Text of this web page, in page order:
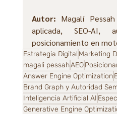
Autor: Magalí
aplicada, SEO-AI,
posicionamiento en
Estrategia Digital Marketing
magali pessahAEO
Answer Engine Optimization
Brand Graph y Autoridad
Inteligencia Artificial AI
Generative Engine